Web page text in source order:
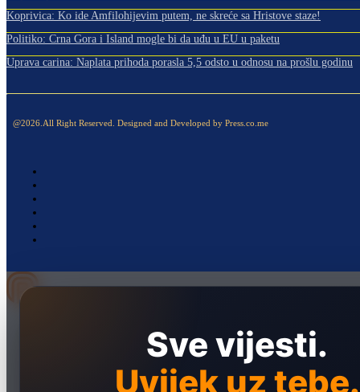
Koprivica: Ko ide Amfilohijevim putem, ne skreće sa Hristove staze!
Politiko: Crna Gora i Island mogle bi da uđu u EU u paketu
Uprava carina: Naplata prihoda porasla 5,5 odsto u odnosu na prošlu godinu
@2026.All Right Reserved. Designed and Developed by Press.co.me
Sve vijesti.
Uvijek uz tebe.